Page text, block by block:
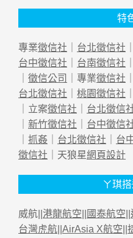
特
專業徵信社 ｜ 台北徵信社 ｜
台中徵信社 ｜ 台南徵信社 ｜
｜ 徵信公司 ｜專業徵信社
台北徵信社 ｜ 桃園徵信社 ｜
｜立案徵信社 ｜ 台北徵信
｜ 新竹徵信社 ｜ 台中徵信
｜ 抓姦 ｜ 台北徵信社 ｜ 台
徵信社 ｜天狼星網頁設計
ㄚ琪
威航|| 港龍航空 國泰航空
台灣虎航 AirAsia X航空